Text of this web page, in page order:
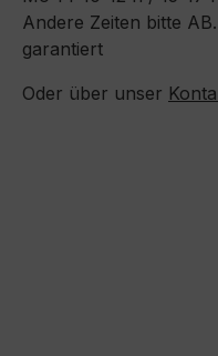
Andere Zeiten bitte
garantiert
Oder über unser